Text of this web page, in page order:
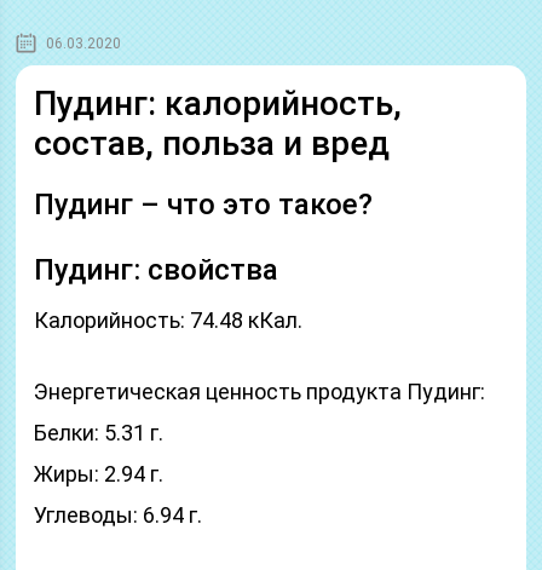
06.03.2020
Пудинг: калорийность,
состав, польза и вред
Пудинг – что это такое?
Пудинг: свойства
Калорийность: 74.48 кКал.
Энергетическая ценность продукта Пудинг:
Белки: 5.31 г.
Жиры: 2.94 г.
Углеводы: 6.94 г.